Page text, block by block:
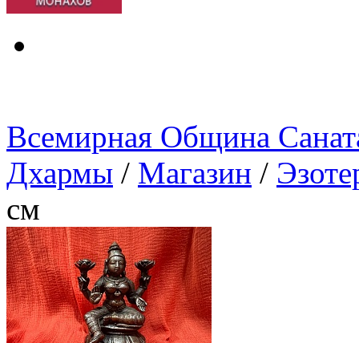
Всемирная Община
Дхармы / Магазин /
см